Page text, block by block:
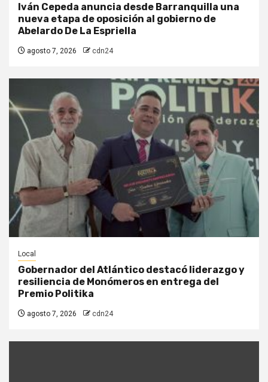
Iván Cepeda anuncia desde Barranquilla una
nueva etapa de oposición al gobierno de
Abelardo De La Espriella
agosto 7, 2026 cdn24
Local
Gobernador del Atlántico destacó liderazgo y
resiliencia de Monómeros en entrega del
Premio Politika
agosto 7, 2026 cdn24